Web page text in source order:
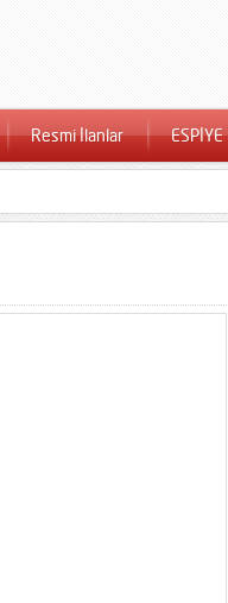
Resmi İlanlar ESPİYE